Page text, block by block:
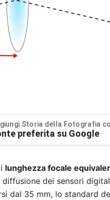
Storia della Fotografia
preferita su Google
lunghezza focale
diffusione dei sensori
dal 35 mm, lo standard